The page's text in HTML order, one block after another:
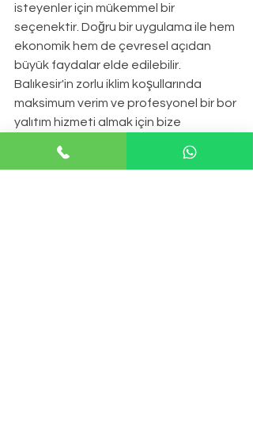
isteyenler için mükemmel bir
seçenektir. Doğru bir uygulama ile hem
ekonomik hem de çevresel açıdan
büyük faydalar elde edilebilir.
Balıkesir'in zorlu iklim koşullarında
maksimum verim ve profesyonel bir bor
yalıtım hizmeti almak için bize